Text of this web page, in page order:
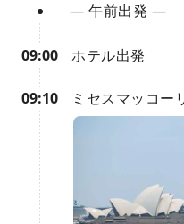
— 午前出発 —
09:00 ホテル出発
09:10 ミセスマッコ